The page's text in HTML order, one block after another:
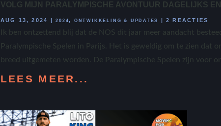
VOLG MIJN PARALYMPISCHE AVONTUUR DAGELIJKS EN
AUG 13, 2024 |2024, ONTWIKKELING & UPDATES | 2 REACTIES
Ik ben ontzettend blij dat de NOS dit jaar meer aandacht
Paralympische Spelen in Parijs. Het is geweldig om te zien dat
breed uitgemeten worden. De Paralympische Spelen zijn voor
LEES MEER...